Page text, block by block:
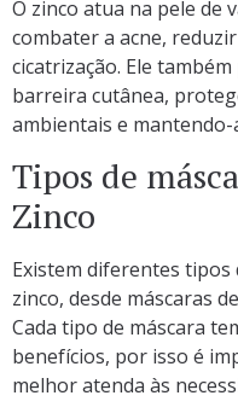
O zinco atua na pele de
combater a acne,
cicatrização. Ele
barreira cutânea,
ambientais e
Tipos de
Zinco
Existem diferentes tipos
zinco, desde máscaras
Cada tipo de máscara
benefícios, por isso é
melhor atenda às